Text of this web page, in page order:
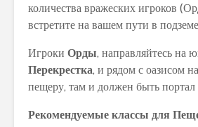
количества вражеских игроков
встретите на вашем пути в
Игроки Орды, направляйтесь на
Перекрестка, и рядом с оазисом
пещеру, там и должен быть портал
Рекомендуемые классы для